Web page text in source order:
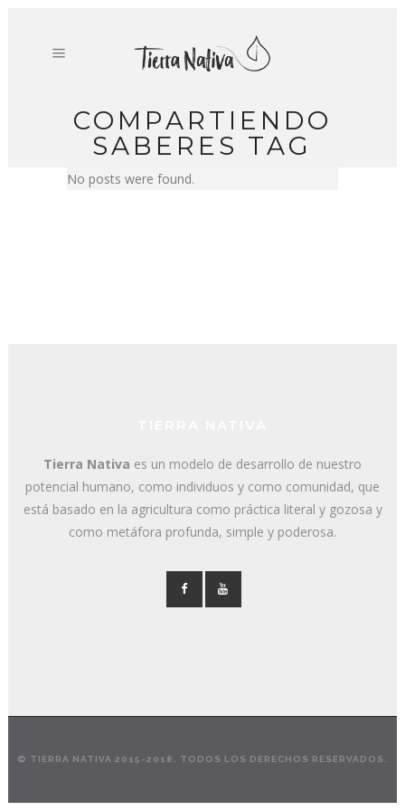
COMPARTIENDO
SABERES TAG
No posts were found.
Tierra Nativa es un modelo de desarrollo de nuestro
potencial humano, como individuos y como comunidad, que
está basado en la agricultura como práctica literal y gozosa y
como metáfora profunda, simple y poderosa.
© TIERRA NATIVA 2015-2018. TODOS LOS DERECHOS RESERVADOS.